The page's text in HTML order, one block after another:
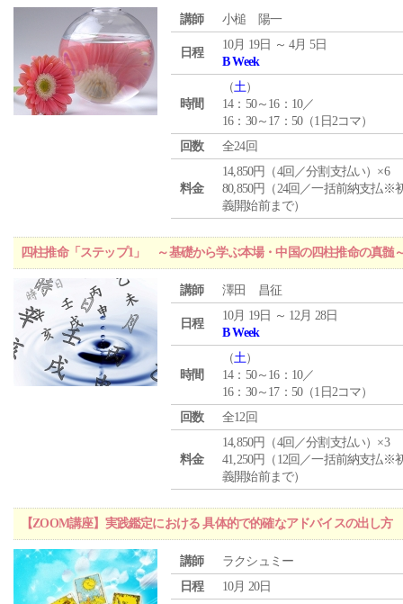
講師 小槌 陽一
日程
10月 19日 ～ 4月 5日
B Week
時間
（土）
14：50～16：10／
16：30～17：50（1日2コマ）
回数
全24回
料金
14,850円（4回／分割支払い）×6
80,850円（24回／一括前納支払※
義開始前まで）
四柱推命「ステップ1」 ～基礎から学ぶ本場・中国の四柱推命の真髄
講師 澤田 昌征
日程
10月 19日 ～ 12月 28日
B Week
時間
（土）
14：50～16：10／
16：30～17：50（1日2コマ）
回数
全12回
料金
14,850円（4回／分割支払い）×3
41,250円（12回／一括前納支払※
義開始前まで）
【ZOOM講座】実践鑑定における 具体的で的確なアドバイスの出し方
講師
ラクシュミー
日程
10月 20日